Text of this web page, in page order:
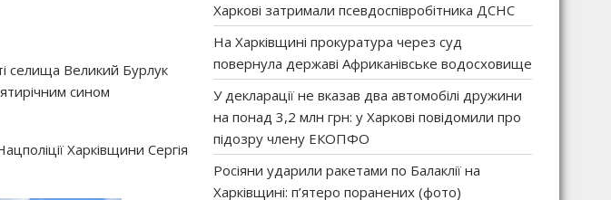
селища Великий Бурлук
сином
Харківщини Сергія
Харкові затримали псевдоспівробітника ДСНС
На Харківщині прокуратура через суд
повернула державі Африканівське водосховище
У декларації не вказав два автомобілі дружини
на понад 3,2 млн грн: у Харкові повідомили про
підозру члену ЕКОПФО
Росіяни ударили ракетами по Балаклії на
Харківщині: п’ятеро поранених (фото)